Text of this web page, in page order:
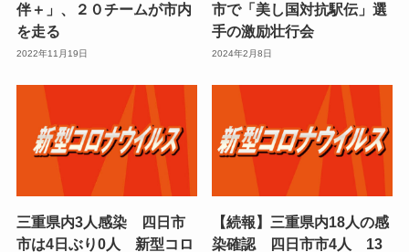
伴＋」、２０チームが市内
を走る
2022年11月19日
市で「美し国対抗駅伝」選
手の激励壮行会
2024年2月8日
三重県内3人感染 四日市
市は4日ぶり0人 新型コロ
【続報】三重県内18人の感
染確認 四日市市4人 13